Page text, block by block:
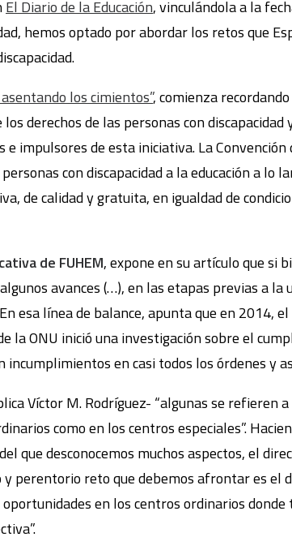
El Diario de la Educación, vinculándola a la
hemos optado por abordar los retos que
los cimientos”, comienza
derechos de las personas con
impulsores de esta iniciativa. La
con discapacidad a la educación a lo
de calidad y gratuita, en igualdad de
de FUHEM, expone en su artículo que si
avances (…), en las etapas previas a la
esa línea de balance, apunta que en 2014,
la ONU inició una investigación sobre el
en casi todos los órdenes y
Víctor M. Rodríguez- “algunas se refieren
como en los centros especiales”.
que desconocemos muchos aspectos, el
perentorio reto que debemos afrontar es el
en los centros ordinarios